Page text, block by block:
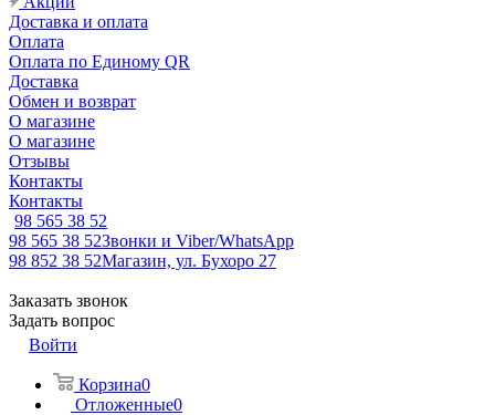
Доставка и оплата
Оплата
Оплата по Единому QR
Доставка
Обмен и возврат
О магазине
О магазине
Отзывы
Контакты
Контакты
98 565 38 52
98 565 38 52Звонки и Viber/WhatsApp
98 852 38 52Магазин, ул. Бухоро 27
Заказать звонок
Задать вопрос
Войти
Корзина0
Отложенные0